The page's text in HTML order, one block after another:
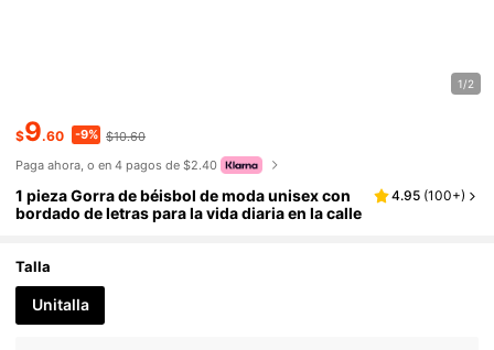
1/2
$9.60 -9% $10.60
Paga ahora, o en 4 pagos de $2.40
1 pieza Gorra de béisbol de moda unisex con
bordado de letras para la vida diaria en la calle
4.95 (100+)
Talla
Unitalla